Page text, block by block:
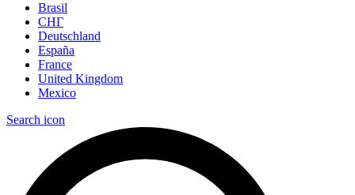
Brasil
СНГ
Deutschland
España
France
United Kingdom
Mexico
Search icon